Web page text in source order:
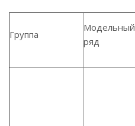
Группа
Модельный
ряд